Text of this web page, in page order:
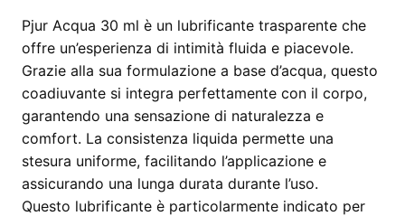
Pjur Acqua 30 ml è un lubrificante trasparente che
offre un’esperienza di intimità fluida e piacevole.
Grazie alla sua formulazione a base d’acqua, questo
coadiuvante si integra perfettamente con il corpo,
garantendo una sensazione di naturalezza e
comfort. La consistenza liquida permette una
stesura uniforme, facilitando l’applicazione e
assicurando una lunga durata durante l’uso.
Questo lubrificante è particolarmente indicato per